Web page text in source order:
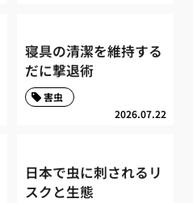
寝具の清潔を維持する
だに撃退術
2026.07.22
害虫
日本で虫に刺されるリ
スクと生態